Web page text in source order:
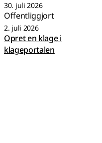
30. juli 2026
Offentliggjort
2. juli 2026
Opret en klage i
klageportalen